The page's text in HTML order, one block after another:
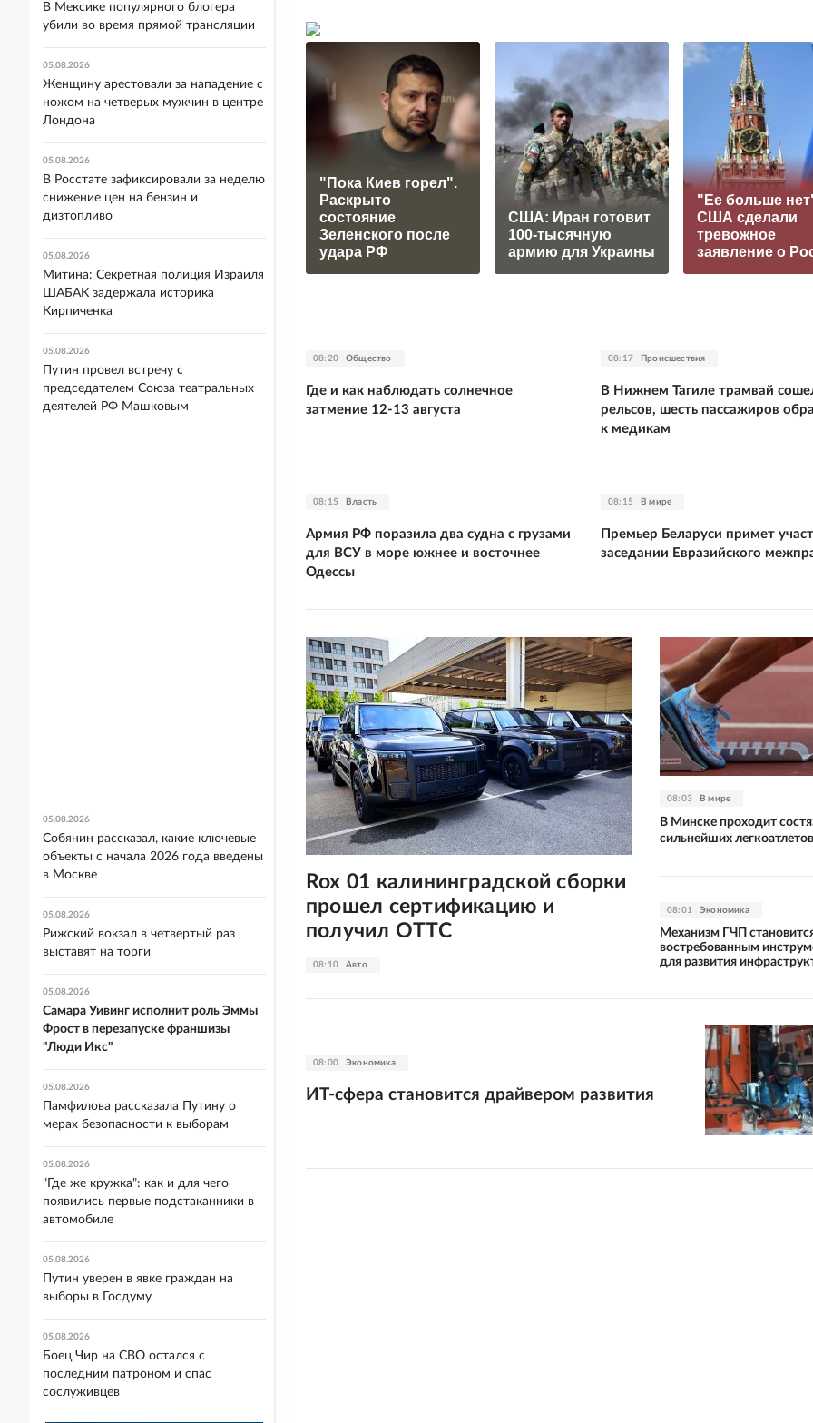
"Пока Киев горел".
Раскрыто
состояние
Зеленского после
удара РФ
США: Иран готовит
100-тысячную
армию для Украины
"Ее больше
США сделали
тревожное
заявление о
08:20 Общество
Где и как наблюдать солнечное
затмение 12-13 августа
08:17 Происшествия
В Нижнем Тагиле трамвай
рельсов, шесть пассажиров
к медикам
08:15 Власть
Армия РФ поразила два судна с грузами
для ВСУ в море южнее и восточнее
Одессы
08:15 В мире
Премьер Беларуси примет
заседании Евразийского
08:10 Авто
Rox 01 калининградской сборки
прошел сертификацию и
получил ОТТС
08:03 В мире
В Минске проходит
сильнейших легкоатлетов
08:01 Экономика
Механизм ГЧП
востребованным
для развития
08:00 Экономика
ИТ-сфера становится драйвером развития
В Мексике популярного блогера
убили во время прямой трансляции
05.08.2026
Женщину арестовали за нападение с
ножом на четверых мужчин в центре
Лондона
05.08.2026
В Росстате зафиксировали за неделю
снижение цен на бензин и
дизтопливо
05.08.2026
Митина: Секретная полиция Израиля
ШАБАК задержала историка
Кирпиченка
05.08.2026
Путин провел встречу с
председателем Союза театральных
деятелей РФ Машковым
05.08.2026
Собянин рассказал, какие ключевые
объекты с начала 2026 года введены
в Москве
05.08.2026
Рижский вокзал в четвертый раз
выставят на торги
05.08.2026
Самара Уивинг исполнит роль Эммы
Фрост в перезапуске франшизы
"Люди Икс"
05.08.2026
Памфилова рассказала Путину о
мерах безопасности к выборам
05.08.2026
"Где же кружка": как и для чего
появились первые подстаканники в
автомобиле
05.08.2026
Путин уверен в явке граждан на
выборы в Госдуму
05.08.2026
Боец Чир на СВО остался с
последним патроном и спас
сослуживцев